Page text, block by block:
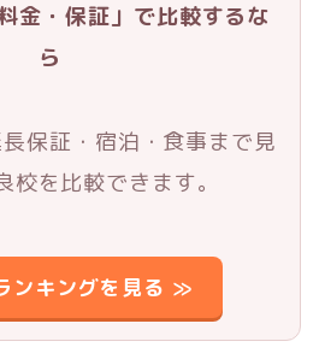
金・保証」で比較するな
ら
保証・宿泊・食事まで見
校を比較できます。
ンキングを見る ≫